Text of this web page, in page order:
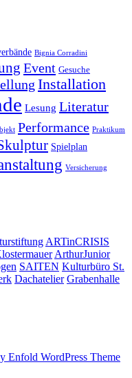
Bignia Corradini
Event Gesuche
Installation
Lesung Literatur
Performance Praktikum
Spielplan
Versicherung
ARTinCRISIS
ArthurJunior
SAITEN Kulturbüro St.
Dachatelier Grabenhalle
Enfold WordPress Theme